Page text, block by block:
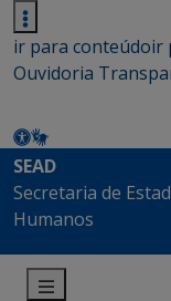
ir para conteúdoir
Ouvidoria
SEAD
Secretaria de
Humanos